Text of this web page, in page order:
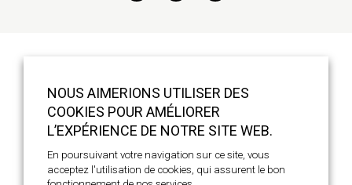
RÉALISATIONS
SERVICES
À PROPOS
NOUS AIMERIONS UTILISER DES
COOKIES POUR AMÉLIORER
L’EXPÉRIENCE DE NOTRE SITE WEB.
En poursuivant votre navigation sur ce site, vous
acceptez l'utilisation de cookies, qui assurent le bon